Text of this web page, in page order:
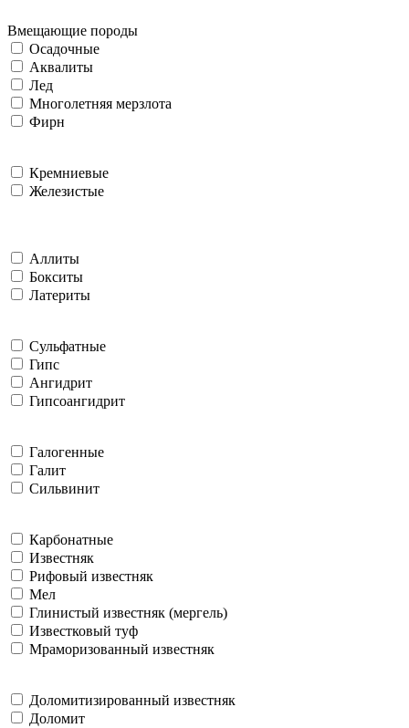
Вмещающие породы
Осадочные
Аквалиты
Лед
Многолетняя мерзлота
Фирн
Кремниевые
Железистые
Аллиты
Бокситы
Латериты
Сульфатные
Гипс
Ангидрит
Гипсоангидрит
Галогенные
Галит
Сильвинит
Карбонатные
Известняк
Рифовый известняк
Мел
Глинистый известняк (мергель)
Известковый туф
Мраморизованный известняк
Доломитизированный известняк
Доломит